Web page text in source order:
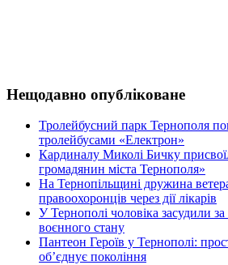
Нещодавно опубліковане
Тролейбусний парк Тернополя
тролейбусами «Електрон»
Кардиналу Миколі Бичку
громадянин міста Тернополя»
На Тернопільщині дружина
правоохоронців через дії лікарів
У Тернополі чоловіка засудили за
воєнного стану
Пантеон Героїв у Тернополі:
об’єднує покоління